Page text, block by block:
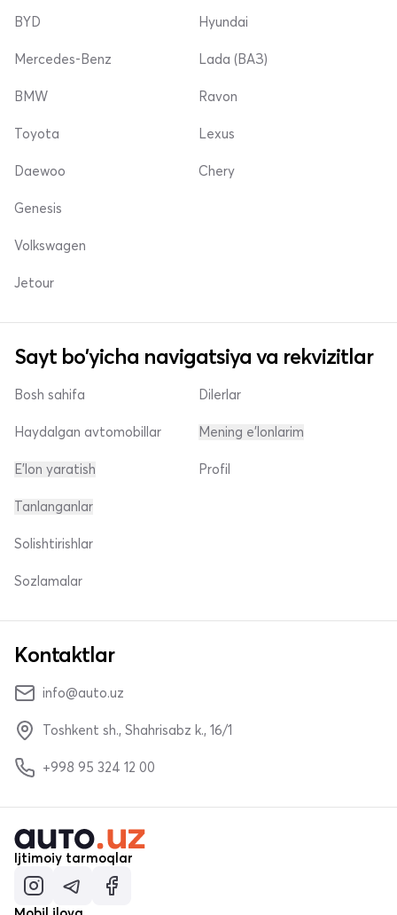
BYD
Mercedes-Benz
Hyundai
Lada (ВАЗ)
BMW
Toyota
Daewoo
Ravon
Lexus
Chery
Genesis
Volkswagen
Jetour
Sayt bo'yicha navigatsiya va rekvizitlar
Bosh sahifa
Haydalgan avtomobillar
E'lon yaratish
Dilerlar
Mening e'lonlarim
Profil
Tanlanganlar
Solishtirishlar
Sozlamalar
Kontaktlar
info@auto.uz
Toshkent sh., Shahrisabz k., 16/1
+998 95 324 12 00
Ijtimoiy tarmoqlar